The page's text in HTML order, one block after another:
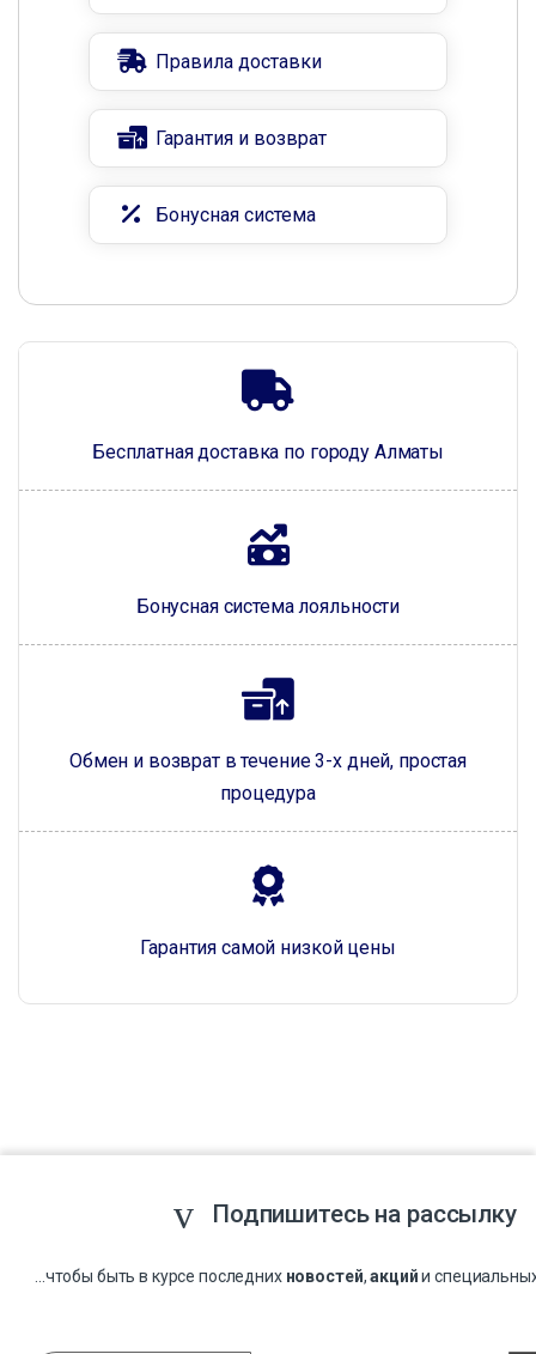
Бесплатная доставка по городу Алматы
Бонусная система лояльности
Обмен и возврат в течение 3-х дней, простая
процедура
Гарантия самой низкой цены
Правила доставки
Гарантия и возврат
Бонусная система
Подпишитесь на рассылку
...чтобы быть в курсе последних новостей,акцийи